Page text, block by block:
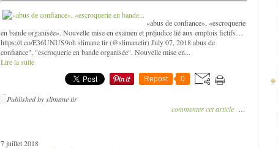
«abus de confiance», «escroquerie
en bande organisée». Nouvelle mise en examen et préjudice lié aux emplois fictifs…
https://t.co/E36UNUS9oh slimane tir (@slimanetir) July 07, 2018 abus de
confiance", "escroquerie en bande organisée". Nouvelle mise en...
Lire la suite
Repost 0
Published by slimane tir
commenter cet article …
7 juillet 2018